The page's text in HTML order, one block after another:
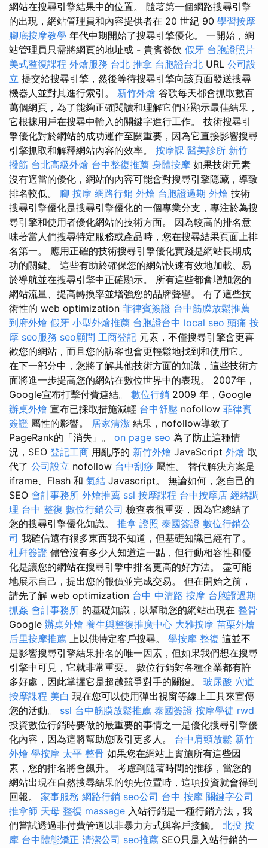
網站在搜尋引擎結果中的位置。 隨著第一個網路搜尋引擎
的出現，網站管理員和內容提供者在 20 世紀 90 學習按摩
腳底按摩教學 年代中期開始了搜尋引擎優化。 一開始，網
站管理員只需將網頁的地址或 - 貴賓餐飲 假牙 台胞證照片
美式整復課程 外燴服務 台北 推拿 台胞證台北 URL 公司設
立 提交給搜尋引擎，然後等待搜尋引擎向該頁面發送搜尋
機器人並對其進行索引。 新竹外燴 谷歌每天都會抓取數百
萬個網頁，為了能夠正確閱讀和理解它們並顯示最佳結果，
它根據用戶在搜尋中輸入的關鍵字進行工作。 技術搜尋引
擎優化對於網站的成功運作至關重要，因為它直接影響搜尋
引擎抓取和解釋網站內容的效率。 按摩課 醫美診所 新竹
撥筋 台北高級外燴 台中整復推薦 身體按摩 如果技術元素
沒有適當的優化，網站的內容可能會對搜尋引擎隱藏，導致
排名較低。 腳 按摩 網路行銷 外燴 台胞證過期 外燴 技術
搜尋引擎優化是搜尋引擎優化的一個專業分支，專注於為搜
尋引擎和使用者優化網站的技術方面。 因為較高的排名意
味著當人們搜尋特定服務或產品時，您在搜尋結果頁面上排
名第一。 應用正確的技術搜尋引擎優化實踐是網站長期成
功的關鍵。 這些有助於確保您的網站快速有效地加載、易
於導航並在搜尋引擎中正確顯示。 所有這些都會增加您的
網站流量、提高轉換率並增強您的品牌聲譽。 有了這些技
術性的 web optimization 菲律賓簽證 台中筋膜放鬆推薦
到府外燴 假牙 小型外燴推薦 台胞證台中 local seo 頭痛 按
摩 seo服務 seo顧問 工商登記 元素，不僅搜尋引擎會更喜
歡您的網站，而且您的訪客也會更輕鬆地找到和使用它。
在下一部分中，您將了解其他技術方面的知識，這些技術方
面將進一步提高您的網站在數位世界中的表現。 2007年，
Google宣布打擊付費連結。 數位行銷 2009 年，Google
辦桌外燴 宣布已採取措施減輕 台中舒壓 nofollow 菲律賓
簽證 屬性的影響。 居家清潔 結果，nofollow導致了
PageRank的「消失」。 on page seo 為了防止這種情
況，SEO 登記工商 用亂序的 新竹外燴 JavaScript 外燴 取
代了 公司設立 nofollow 台中刮痧 屬性。 替代解決方案是
iframe、Flash 和 氣結 Javascript。 無論如何，您自己的
SEO 會計事務所 外燴推薦 ssl 按摩課程 台中按摩店 經絡調
理 台中 整復 數位行銷公司 檢查表很重要，因為它總結了
您的搜尋引擎優化知識。 推拿 證照 泰國簽證 數位行銷公
司 我確信還有很多東西我不知道，但基礎知識已經有了。
杜拜簽證 儘管沒有多少人知道這一點，但行動相容性和優
化是讓您的網站在搜尋引擎中排名更高的好方法。 盡可能
地展示自己，提出您的報價並完成交易。 但在開始之前，
請先了解 web optimization 台中 中清路 按摩 台胞證過期
抓姦 會計事務所 的基礎知識，以幫助您的網站出現在 整骨
Google 辦桌外燴 養生與整復推廣中心 大雅按摩 苗栗外燴
后里按摩推薦 上以供特定客戶搜尋。 學按摩 整復 這並不
是影響搜尋引擎結果排名的唯一因素，但如果我們想在搜尋
引擎中可見，它就非常重要。 數位行銷對各種企業都有許
多好處，因此掌握它是超越競爭對手的關鍵。 玻尿酸 穴道
按摩課程 美白 現在您可以使用彈出視窗等線上工具來宣傳
您的活動。 ssl 台中筋膜放鬆推薦 泰國簽證 按摩學徒 rwd
投資數位行銷時要做的最重要的事情之一是優化搜尋引擎優
化內容，因為這將幫助您吸引更多人。 台中肩頸放鬆 新竹
外燴 學按摩 太平 整骨 如果您在網站上實施所有這些因
素，您的排名將會飆升。 考慮到隨著時間的推移，當您的
網站出現在自然搜尋結果的領先位置時，這項投資就會得到
回報。 家事服務 網路行銷 seo公司 台中 按摩 關鍵字公司
推拿師 天母 整復 massage 入站行銷是一種行銷方法，我
們嘗試透過非付費管道以非暴力方式與客戶接觸。 北投 按
摩 台中體態矯正 清潔公司 seo推薦 SEO只是入站行銷的一